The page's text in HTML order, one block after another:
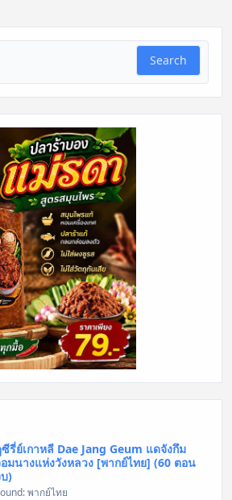
Search
รี่ย์เกาหลี Dae Jang Geum แดจังกึม
มนางแห่งวังหลวง [พากย์ไทย] (60 ตอน
)
พากย์ไทย